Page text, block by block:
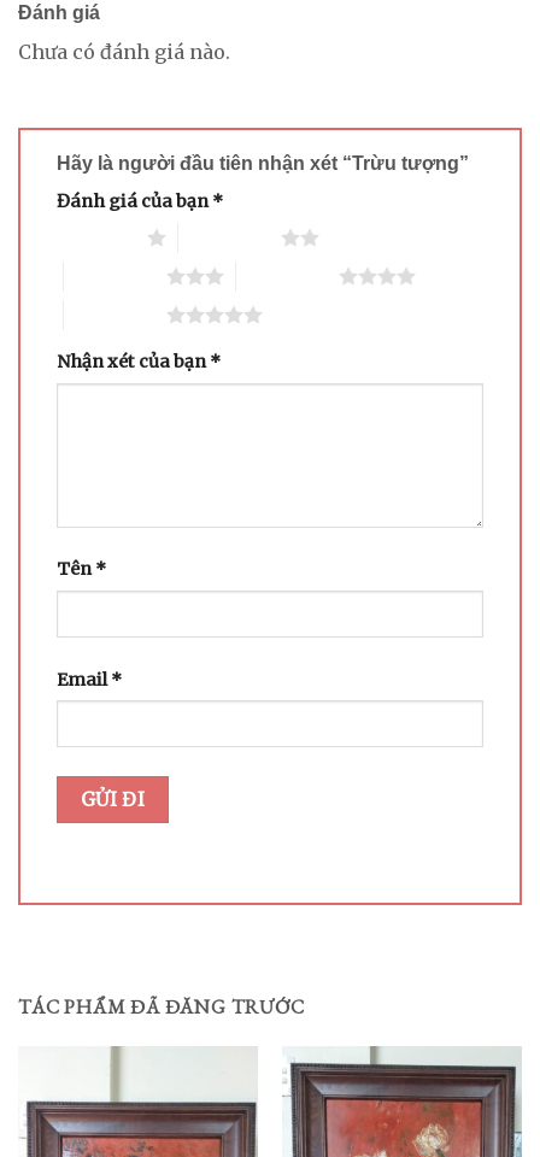
Đánh giá
Chưa có đánh giá nào.
Hãy là người đầu tiên nhận xét “Trừu tượng”
Đánh giá của bạn*
Nhận xét của bạn*
Tên*
Email*
TÁC PHẨM ĐÃ ĐĂNG TRƯỚC